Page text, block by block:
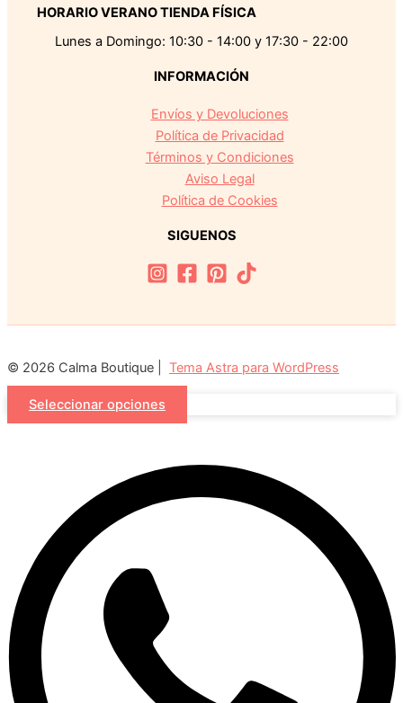
HORARIO VERANO TIENDA FÍSICA
Lunes a Domingo: 10:30 - 14:00 y 17:30 - 22:00
INFORMACIÓN
Envíos y Devoluciones
Política de Privacidad
Términos y Condiciones
Aviso Legal
Política de Cookies
SIGUENOS
© 2026 Calma Boutique | Tema Astra para WordPress
Seleccionar opciones